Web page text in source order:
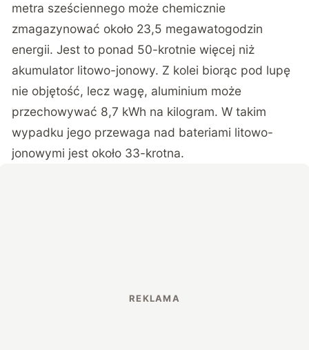
metra sześciennego może chemicznie
zmagazynować około 23,5 megawatogodzin
energii. Jest to ponad 50-krotnie więcej niż
akumulator litowo-jonowy. Z kolei biorąc pod lupę
nie objętość, lecz wagę, aluminium może
przechowywać 8,7 kWh na kilogram. W takim
wypadku jego przewaga nad bateriami litowo-
jonowymi jest około 33-krotna.